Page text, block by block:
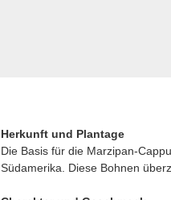
Herkunft und Plantage
Die Basis für die Marzipan-
Südamerika. Diese Bohnen